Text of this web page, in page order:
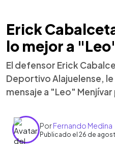
Erick
lo mejor a
El defensor Erick
Deportivo Alajuelense,
mensaje a "Leo"
PorFernando Medina
Publicado el 26 de